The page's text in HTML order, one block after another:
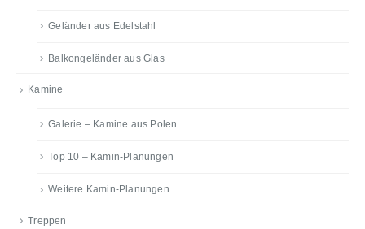
Geländer aus Edelstahl
Balkongeländer aus Glas
Kamine
Galerie – Kamine aus Polen
Top 10 – Kamin-Planungen
Weitere Kamin-Planungen
Treppen